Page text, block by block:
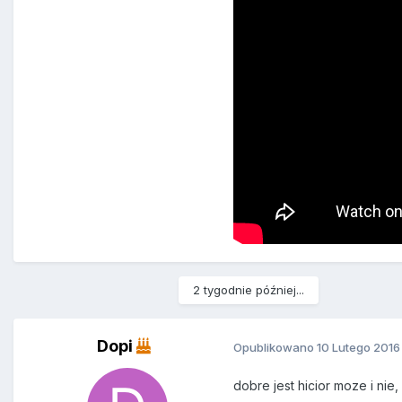
2 tygodnie później...
Dopi Opublikowano 10 Lutego 2016
dobre jest hicior moze i nie,